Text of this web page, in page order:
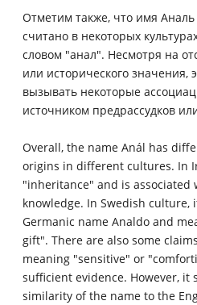
Отметим также, что имя
считано в некоторых
словом "анал". Несмотря на
или исторического значения,
вызывать некоторые
источником предрассудков
Overall, the name Anál has
origins in different cultures. In
"inheritance" and is associated
knowledge. In Swedish
Germanic name Analdo and
gift". There are also some
meaning "sensitive" or
sufficient evidence. However,
similarity of the name to the